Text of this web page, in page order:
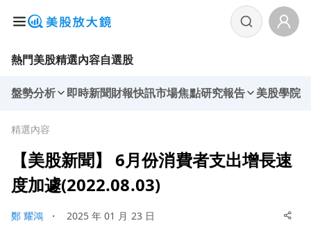
熱門美股精選內容自選股
盤勢分析 即時新聞財報快訊市場焦點研究報告 美股學院
精選內容
【美股新聞】 6月份消費者支出增長速
度加遽(2022.08.03)
鄭 耀鴻 ・ 2025 年 01 月 23 日